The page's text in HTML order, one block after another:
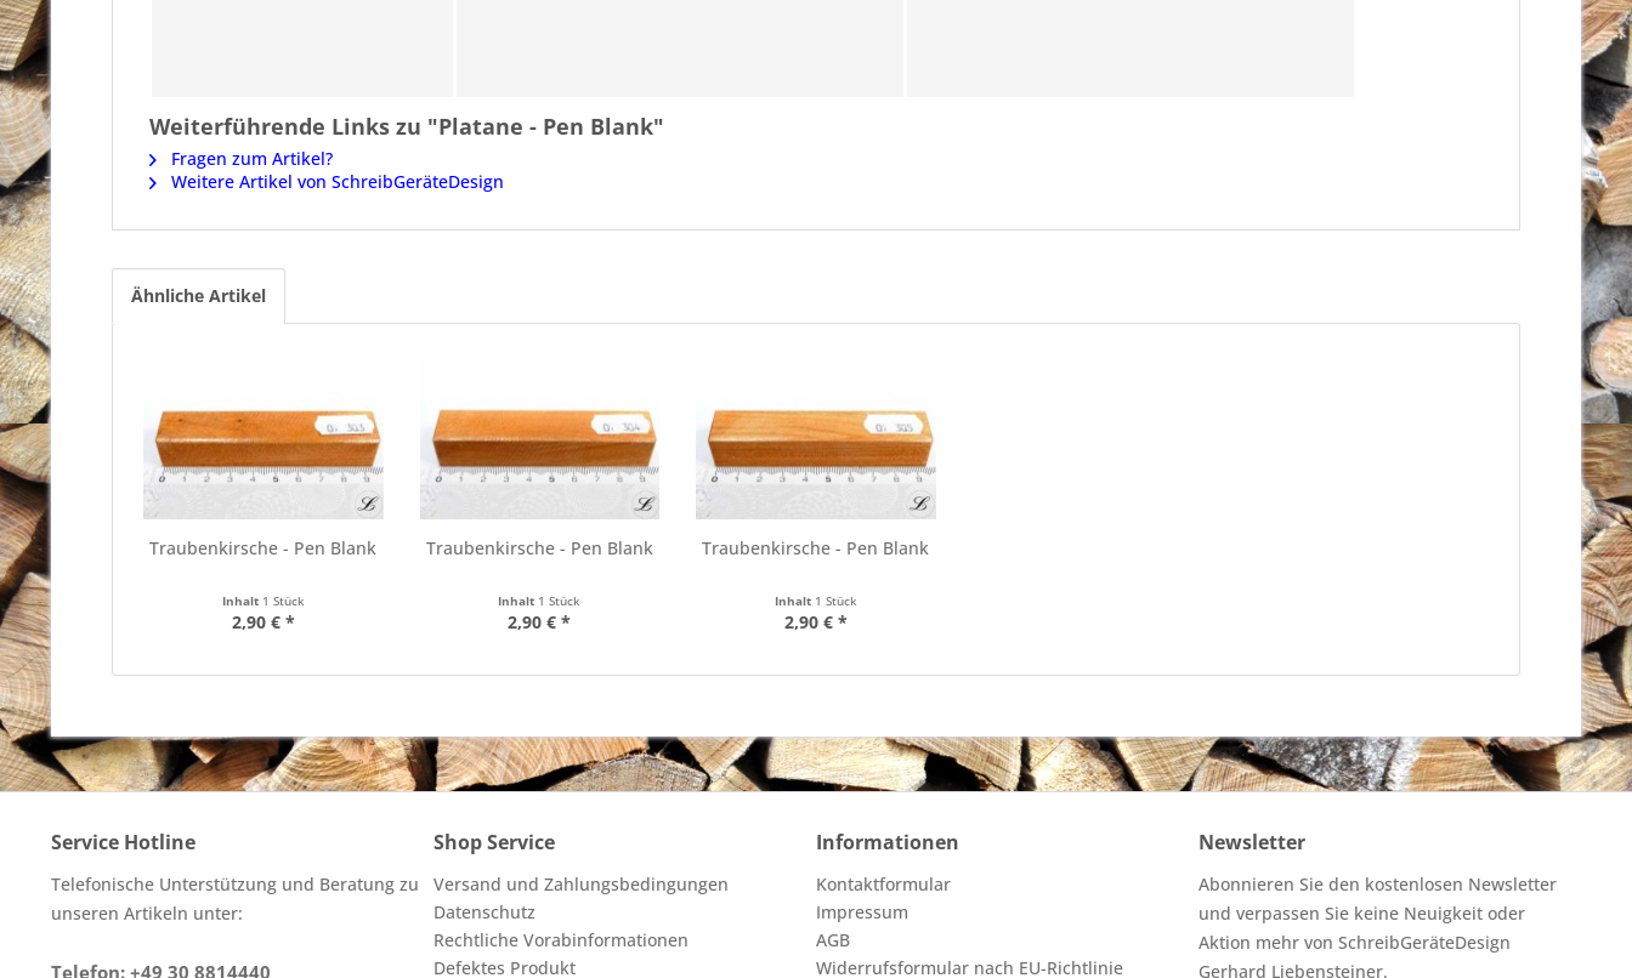
Weiterführende Links zu "Platane - Pen Blank"
Fragen zum Artikel?
Weitere Artikel von SchreibGeräteDesign
Ähnliche Artikel
Traubenkirsche - Pen Blank
Inhalt 1 Stück
2,90 € *
Traubenkirsche - Pen Blank
Inhalt 1 Stück
2,90 € *
Traubenkirsche - Pen Blank
Inhalt 1 Stück
2,90 € *
Service Hotline
Telefonische Unterstützung und Beratung zu
unseren Artikeln unter:
Telefon: +49 30 8814440
Shop Service
Versand und Zahlungsbedingungen
Datenschutz
Rechtliche Vorabinformationen
Defektes Produkt
Informationen
Kontaktformular
Impressum
AGB
Widerrufsformular nach EU-Richtlinie
Newsletter
Abonnieren Sie den kostenlosen Newsletter
und verpassen Sie keine Neuigkeit oder
Aktion mehr von SchreibGeräteDesign
Gerhard Liebensteiner.